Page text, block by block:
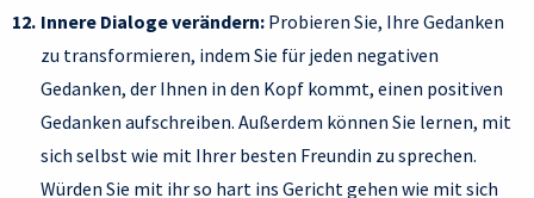
Innere Dialoge verändern: Probieren Sie, Ihre Gedanken
zu transformieren, indem Sie für jeden negativen
Gedanken, der Ihnen in den Kopf kommt, einen positiven
Gedanken aufschreiben. Außerdem können Sie lernen, mit
sich selbst wie mit Ihrer besten Freundin zu sprechen.
Würden Sie mit ihr so hart ins Gericht gehen wie mit sich